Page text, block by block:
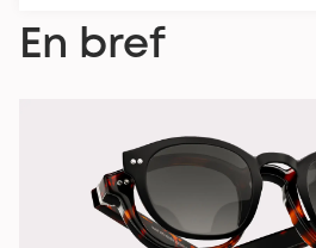
En bref